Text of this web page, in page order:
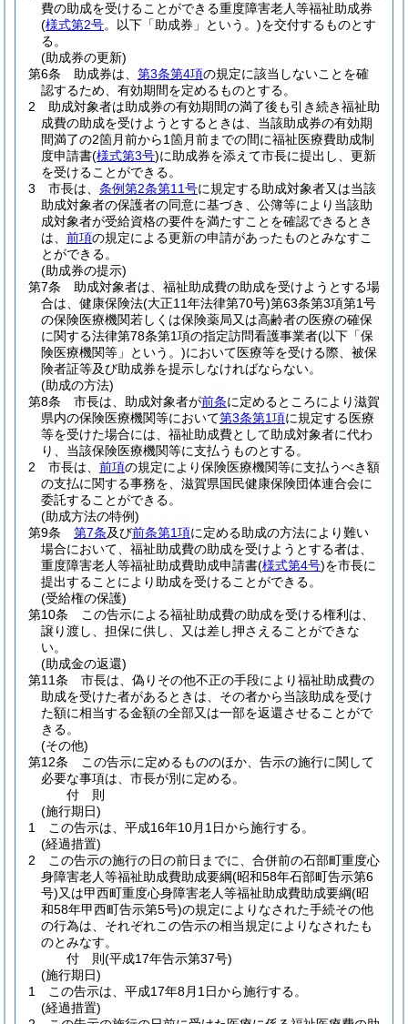
費の助成を受けることができる重度障害老人等福祉助成券
(様式第2号。以下「助成券」という。)を交付するものとす
る。
(助成券の更新)
第6条
助成券は、 第3条第4項の規定に該当しないことを確
認するため、有効期間を定めるものとする。
2
助成対象者は助成券の有効期間の満了後も引き続き福祉助
成費の助成を受けようとするときは、当該助成券の有効期
間満了の2箇月前から1箇月前までの間に福祉医療費助成制
度申請書(様式第3号)に助成券を添えて市長に提出し、更新
を受けることができる。
3
市長は、 条例第2条第11号に規定する助成対象者又は当該
助成対象者の保護者の同意に基づき、公簿等により当該助
成対象者が受給資格の要件を満たすことを確認できるとき
は、 前項の規定による更新の申請があったものとみなすこ
とができる。
(助成券の提示)
第7条
助成対象者は、福祉助成費の助成を受けようとする場
合は、健康保険法(大正11年法律第70号)第63条第3項第1号
の保険医療機関若しくは保険薬局又は高齢者の医療の確保
に関する法律第78条第1項の指定訪問看護事業者(以下「保
険医療機関等」という。)において医療等を受ける際、被保
険者証等及び助成券を提示しなければならない。
(助成の方法)
第8条
市長は、助成対象者が前条に定めるところにより滋賀
県内の保険医療機関等において第3条第1項に規定する医療
等を受けた場合には、福祉助成費として助成対象者に代わ
り、当該保険医療機関等に支払うものとする。
2
市長は、 前項の規定により保険医療機関等に支払うべき額
の支払に関する事務を、滋賀県国民健康保険団体連合会に
委託することができる。
(助成方法の特例)
第9条
第7条及び前条第1項に定める助成の方法により難い
場合において、福祉助成費の助成を受けようとする者は、
重度障害老人等福祉助成費助成申請書(様式第4号)を市長に
提出することにより助成を受けることができる。
(受給権の保護)
第10条
この告示による福祉助成費の助成を受ける権利は、
譲り渡し、担保に供し、又は差し押さえることができな
い。
(助成金の返還)
第11条
市長は、偽りその他不正の手段により福祉助成費の
助成を受けた者があるときは、その者から当該助成を受け
た額に相当する金額の全部又は一部を返還させることがで
きる。
(その他)
第12条
この告示に定めるもののほか、告示の施行に関して
必要な事項は、市長が別に定める。
付 則
(施行期日)
1
この告示は、平成16年10月1日から施行する。
(経過措置)
2
この告示の施行の日の前日までに、合併前の石部町重度心
身障害老人等福祉助成費助成要綱(昭和58年石部町告示第6
号)又は甲西町重度心身障害老人等福祉助成費助成要綱(昭
和58年甲西町告示第5号)の規定によりなされた手続その他
の行為は、それぞれこの告示の相当規定によりなされたも
のとみなす。
付 則(平成17年告示第37号)
(施行期日)
1
この告示は、平成17年8月1日から施行する。
(経過措置)